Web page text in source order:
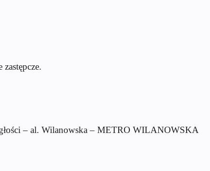
– al. Wilanowska – METRO WILANOWSKA